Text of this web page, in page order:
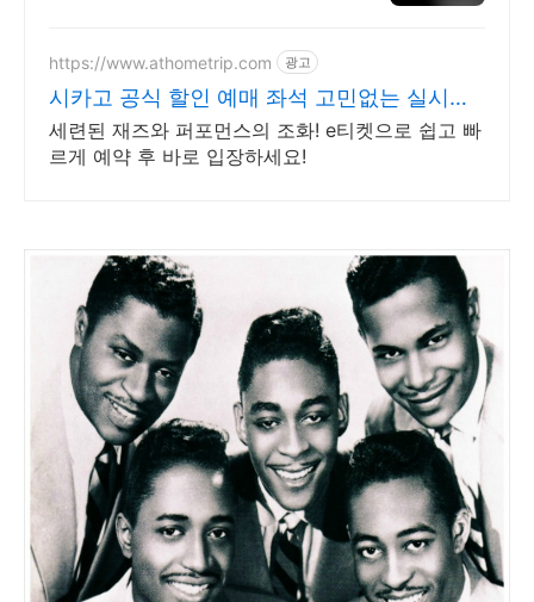
로드
https://www.athometrip.com 광고
시카고 공식 할인 예매 좌석 고민없는 실시간
예매
세련된 재즈와 퍼포먼스의 조화! e티켓으로 쉽고 빠
르게 예약 후 바로 입장하세요!